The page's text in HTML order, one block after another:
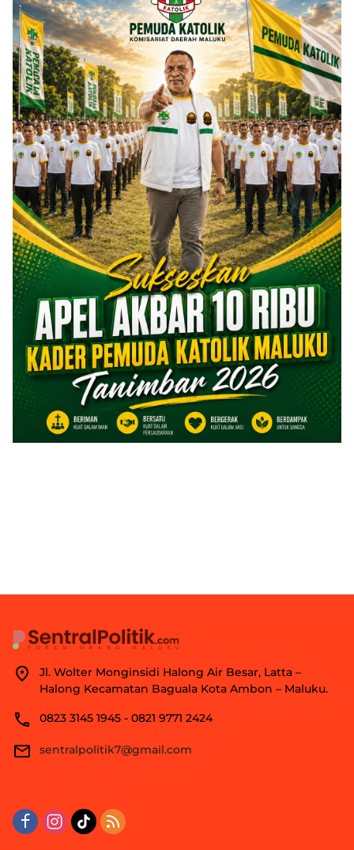
Jl. Wolter Monginsidi Halong Air Besar, Latta –
Halong Kecamatan Baguala Kota Ambon – Maluku.
0823 3145 1945 - 0821 9771 2424
sentralpolitik7@gmail.com